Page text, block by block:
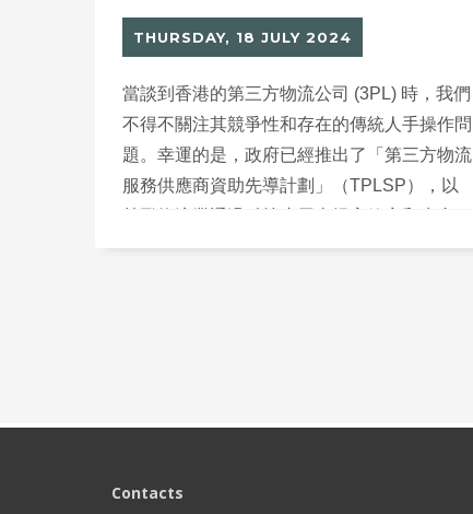
THURSDAY, 18 JULY 2024
當談到香港的第三方物流公司 (3PL) 時，我們
不得不關注其競爭性和存在的傳統人手操作問
題。幸運的是，政府已經推出了「第三方物流
服務供應商資助先導計劃」（TPLSP），以
力。其中一個技術解決方案是「智能貼標系
Contacts